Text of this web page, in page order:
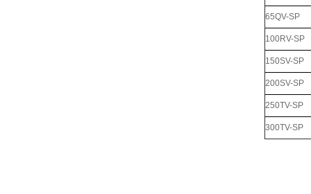
65QV-SP
100RV-SP
150SV-SP
200SV-SP
250TV-SP
300TV-SP